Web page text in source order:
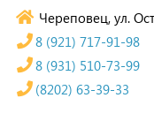
Череповец, ул.
8 (921) 717-91-98
8 (931) 510-73-99
(8202) 63-39-33